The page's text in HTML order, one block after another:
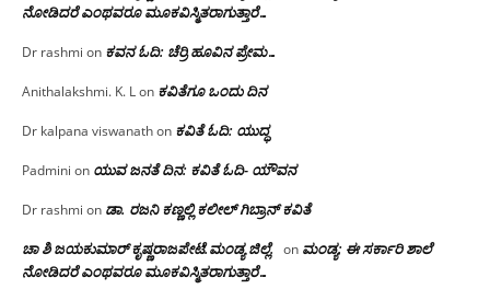
ನೋಡಿದರೆ ಎಂಥವರೂ ಮೂಕವಿಸ್ಮಿತರಾಗುತ್ತಾರೆ…
Dr rashmi on ಕವನ ಓದಿ: ಚೆರ್ರಿ ಹೂವಿನ ಪ್ರೇಮ…
Anithalakshmi. K. Lon ಕವಿತೆಗೂ ಒಂದು ದಿನ
Dr kalpana viswanathon ಕವಿತೆ ಓದಿ: ಯುದ್ಧ
Padmini on ಯುವ ಜನತೆ ದಿನ: ಕವಿತೆ ಓದಿ- ಯೌವನ
Dr rashmi on ಡಾ. ರಜನಿ‌ ಕಣ್ಣಲ್ಲಿ ಕಲೀಲ್ ಗಿಬ್ರಾನ್ ಕವಿತೆ
ಚಾ ಶಿ ಜಯಕುಮಾರ್ ಕೃಷ್ಣರಾಜಪೇಟೆ.ಮಂಡ್ಯ ಜಿಲ್ಲೆ. on ಮಂಡ್ಯ: ಈ ಸರ್ಕಾರಿ ಶಾಲೆ
ನೋಡಿದರೆ ಎಂಥವರೂ ಮೂಕವಿಸ್ಮಿತರಾಗುತ್ತಾರೆ…